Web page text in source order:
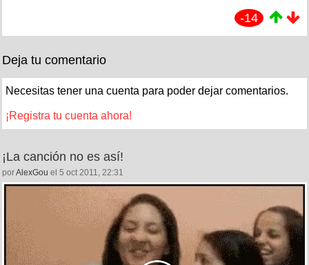
-14
Deja tu comentario
Necesitas tener una cuenta para poder dejar comentarios.
¡Registra tu cuenta ahora!
¡La canción no es así!
porAlexGou el 5 oct 2011, 22:31